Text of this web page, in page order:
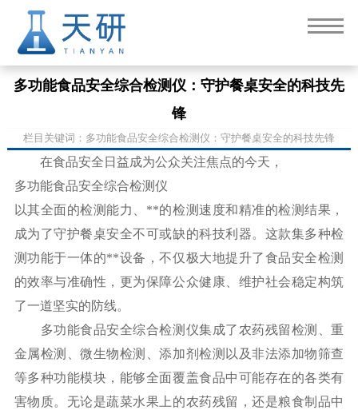
多功能食品安全综合检测仪：守护餐桌安全的科技先
锋
栏目关键词：多功能食品安全综合检测仪：守护餐桌安全的科技先锋
在食品安全日益成为公众关注焦点的今天，
多功能食品安全综合检测仪
以其全面的检测能力、**的检测速度和精准的检测结果，
成为了守护餐桌安全不可或缺的科技利器。这款集多种检
测功能于一体的**设备，不仅极大地提升了食品安全检测
的效率与准确性，更为保障公众健康、维护社会稳定构筑
了一道坚实的防线。
多功能食品安全综合检测仪集成了农药残留检测、重
金属检测、微生物检测、添加剂检测以及非法添加物筛查
等多种功能模块，能够全面覆盖食品中可能存在的各类有
害物质。无论是蔬菜水果上的农药残留，还是粮食制品中